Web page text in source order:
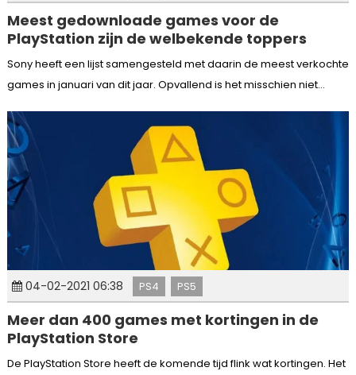
Meest gedownloade games voor de
PlayStation zijn de welbekende toppers
Sony heeft een lijst samengesteld met daarin de meest verkochte
games in januari van dit jaar. Opvallend is het misschien niet...
04-02-2021 06:38 PS4 PS5
Meer dan 400 games met kortingen in de
PlayStation Store
De PlayStation Store heeft de komende tijd flink wat kortingen. Het